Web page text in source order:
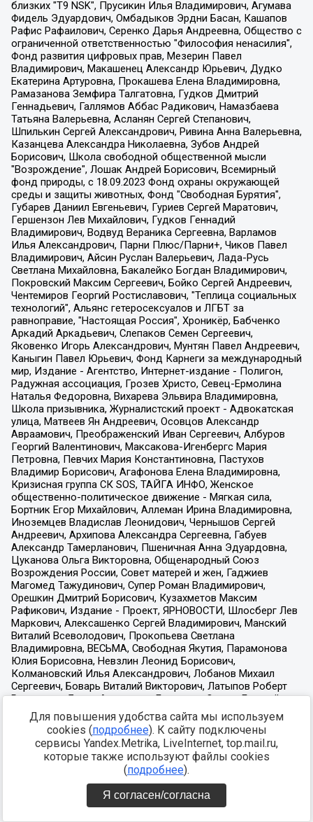
Для повышения удобства сайта мы используем
cookies (подробнее). К сайту подключены
сервисы Yandex.Metrika, LiveInternet, top.mail.ru,
которые также используют файлы cookies
(подробнее).
Я согласен/согласна